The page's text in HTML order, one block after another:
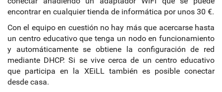
encontrar en cualquier tienda de informática por unos 30 €.
Con el equipo en cuestión no hay más que acercarse hasta
un centro educativo que tenga un nodo en funcionamiento
y automáticamente se obtiene la configuración de red
mediante DHCP. Si se vive cerca de un centro educativo
que participa en la XEiLL también es posible conectar
desde casa.